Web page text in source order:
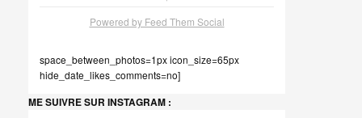
Powered by Feed Them Social
space_between_photos=1px icon_size=65px
hide_date_likes_comments=no]
ME SUIVRE SUR INSTAGRAM :